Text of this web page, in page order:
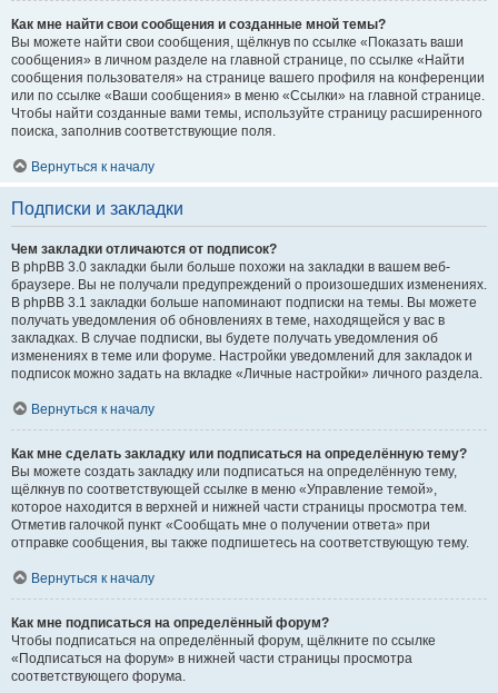
Как мне найти свои сообщения и созданные мной темы?
Вы можете найти свои сообщения, щёлкнув по ссылке «Показать ваши
сообщения» в личном разделе на главной странице, по ссылке «Найти
сообщения пользователя» на странице вашего профиля на конференции
или по ссылке «Ваши сообщения» в меню «Ссылки» на главной странице.
Чтобы найти созданные вами темы, используйте страницу расширенного
поиска, заполнив соответствующие поля.
Вернуться к началу
Подписки и закладки
Чем закладки отличаются от подписок?
В phpBB 3.0 закладки были больше похожи на закладки в вашем веб-
браузере. Вы не получали предупреждений о произошедших изменениях.
В phpBB 3.1 закладки больше напоминают подписки на темы. Вы можете
получать уведомления об обновлениях в теме, находящейся у вас в
закладках. В случае подписки, вы будете получать уведомления об
изменениях в теме или форуме. Настройки уведомлений для закладок и
подписок можно задать на вкладке «Личные настройки» личного раздела.
Вернуться к началу
Как мне сделать закладку или подписаться на определённую тему?
Вы можете создать закладку или подписаться на определённую тему,
щёлкнув по соответствующей ссылке в меню «Управление темой»,
которое находится в верхней и нижней части страницы просмотра тем.
Отметив галочкой пункт «Сообщать мне о получении ответа» при
отправке сообщения, вы также подпишетесь на соответствующую тему.
Вернуться к началу
Как мне подписаться на определённый форум?
Чтобы подписаться на определённый форум, щёлкните по ссылке
«Подписаться на форум» в нижней части страницы просмотра
соответствующего форума.